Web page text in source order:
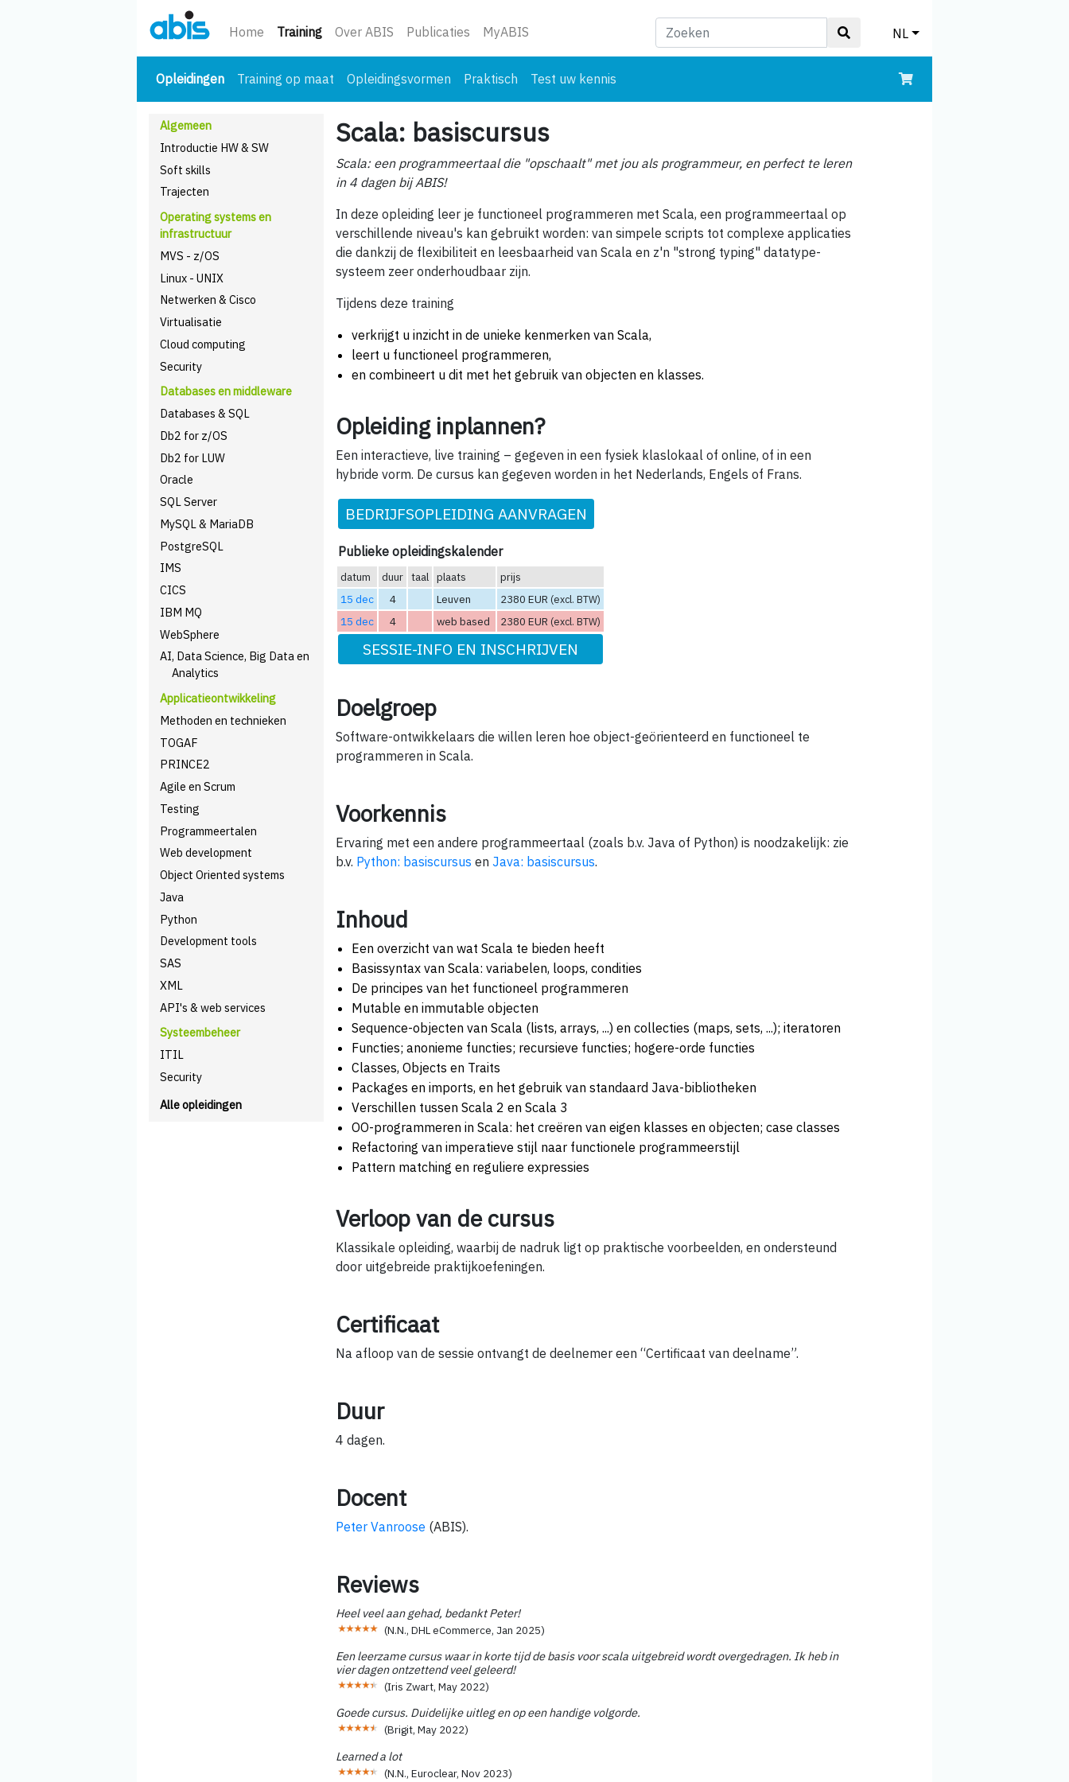
Home Training(huidige)
Over ABIS Publicaties MyABIS NL
Opleidingen(huidige)
Training op maat Opleidingsvormen Praktisch Test uw kennis
Algemeen
Introductie HW & SW
Soft skills
Trajecten
Operating systems en
infrastructuur
MVS - z/OS
Linux - UNIX
Netwerken & Cisco
Virtualisatie
Cloud computing
Security
Databases en middleware
Databases & SQL
Db2 for z/OS
Db2 for LUW
Oracle
SQL Server
MySQL & MariaDB
PostgreSQL
IMS
CICS
IBM MQ
WebSphere
AI, Data Science, Big Data en
Analytics
Applicatieontwikkeling
Methoden en technieken
TOGAF
PRINCE2
Agile en Scrum
Testing
Programmeertalen
Web development
Object Oriented systems
Java
Python
Development tools
SAS
XML
API's & web services
Systeembeheer
ITIL
Security
Alle opleidingen
Scala: basiscursus
Scala: een programmeertaal die "opschaalt" met jou als programmeur, en perfect te leren
in 4 dagen bij ABIS!
In deze opleiding leer je functioneel programmeren met Scala, een programmeertaal op
verschillende niveau's kan gebruikt worden: van simpele scripts tot complexe applicaties
die dankzij de flexibiliteit en leesbaarheid van Scala en z'n "strong typing" datatype-
systeem zeer onderhoudbaar zijn.
Tijdens deze training
verkrijgt u inzicht in de unieke kenmerken van Scala,
leert u functioneel programmeren,
en combineert u dit met het gebruik van objecten en klasses.
Opleiding inplannen?
Een interactieve, live training – gegeven in een fysiek klaslokaal of online, of in een
hybride vorm. De cursus kan gegeven worden in het Nederlands, Engels of Frans.
BEDRIJFSOPLEIDING AANVRAGEN
Publieke opleidingskalender
datum duur taal plaats
prijs
15 dec
4 Leuven 2380 EUR (excl. BTW)
15 dec 4 web based 2380 EUR (excl. BTW)
SESSIE-INFO EN INSCHRIJVEN
Doelgroep
Software-ontwikkelaars die willen leren hoe object-geörienteerd en functioneel te
programmeren in Scala.
Voorkennis
Ervaring met een andere programmeertaal (zoals b.v. Java of Python) is noodzakelijk: zie
b.v. Python: basiscursus en Java: basiscursus.
Inhoud
Een overzicht van wat Scala te bieden heeft
Basissyntax van Scala: variabelen, loops, condities
De principes van het functioneel programmeren
Mutable en immutable objecten
Sequence-objecten van Scala (lists, arrays, ...) en collecties (maps, sets, ...); iteratoren
Functies; anonieme functies; recursieve functies; hogere-orde functies
Classes, Objects en Traits
Packages en imports, en het gebruik van standaard Java-bibliotheken
Verschillen tussen Scala 2 en Scala 3
OO-programmeren in Scala: het creëren van eigen klasses en objecten; case classes
Refactoring van imperatieve stijl naar functionele programmeerstijl
Pattern matching en reguliere expressies
Verloop van de cursus
Klassikale opleiding, waarbij de nadruk ligt op praktische voorbeelden, en ondersteund
door uitgebreide praktijkoefeningen.
Certificaat
Na afloop van de sessie ontvangt de deelnemer een “Certificaat van deelname”.
Duur
4 dagen.
Docent
Peter Vanroose (ABIS).
Reviews
Heel veel aan gehad, bedankt Peter!
(N.N., DHL eCommerce, Jan 2025)
Een leerzame cursus waar in korte tijd de basis voor scala uitgebreid wordt overgedragen. Ik heb in
vier dagen ontzettend veel geleerd!
(Iris Zwart, May 2022)
Goede cursus. Duidelijke uitleg en op een handige volgorde.
(Brigit, May 2022)
Learned a lot
(N.N., Euroclear, Nov 2023)